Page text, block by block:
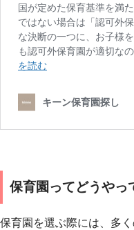
保育園ってどうやっ
保育園を選ぶ際には、多